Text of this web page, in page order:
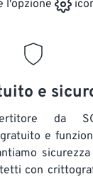
l'opzione
e
da
e
con